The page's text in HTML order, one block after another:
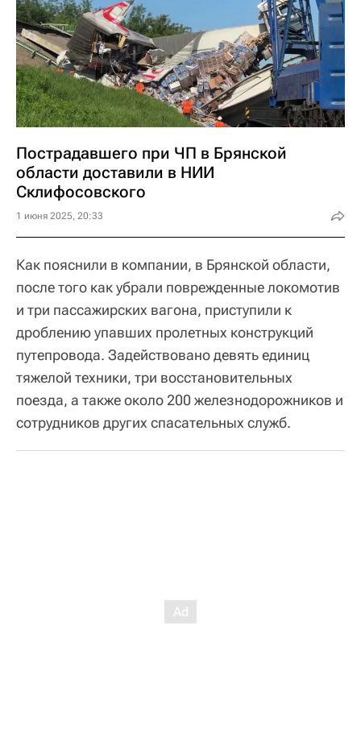
Пострадавшего при ЧП в Брянской
области доставили в НИИ
Склифосовского
1 июня 2025, 20:33
Как пояснили в компании, в Брянской области,
после того как убрали поврежденные локомотив
и три пассажирских вагона, приступили к
дроблению упавших пролетных конструкций
путепровода. Задействовано девять единиц
тяжелой техники, три восстановительных
поезда, а также около 200 железнодорожников и
сотрудников других спасательных служб.